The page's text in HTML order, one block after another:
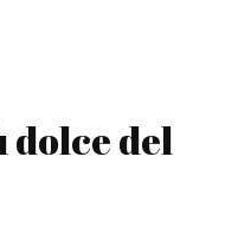
dolce del